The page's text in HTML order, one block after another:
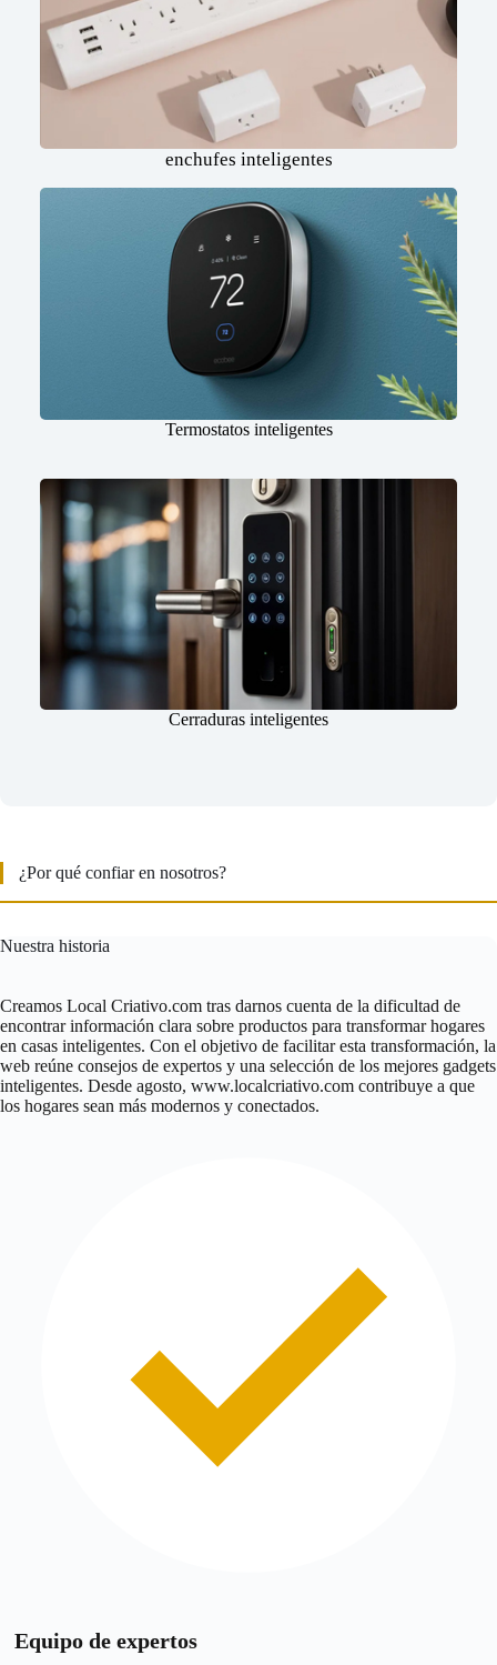
enchufes inteligentes
Termostatos inteligentes
Cerraduras inteligentes
¿Por qué confiar en nosotros?
Nuestra historia
Creamos Local Criativo.com tras darnos cuenta de la dificultad de
encontrar información clara sobre productos para transformar hogares
en casas inteligentes. Con el objetivo de facilitar esta transformación, la
web reúne consejos de expertos y una selección de los mejores gadgets
inteligentes. Desde agosto, www.localcriativo.com contribuye a que
los hogares sean más modernos y conectados.
Equipo de expertos